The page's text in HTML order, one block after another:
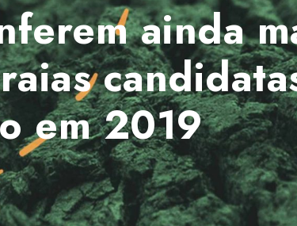
ainda
em 2019